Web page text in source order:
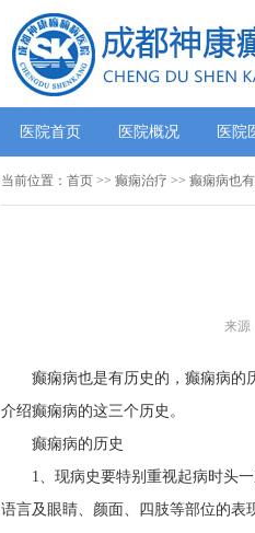
医院首页 医院概况 医院
当前位置： 首页 >> 癫痫治疗 >> 癫痫病也
来源
癫痫病也是有历史的，癫痫病的
介绍癫痫病的这三个历史。
癫痫病的历史
1、现病史要特别重视起病时头
语言及眼睛、颜面、四肢等部位的表